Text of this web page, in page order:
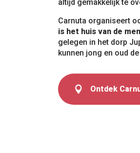
altijd gemakkelijk te
Carnuta organiseert
is het huis van de
gelegen in het dorp
kunnen jong en oud
Ontdek